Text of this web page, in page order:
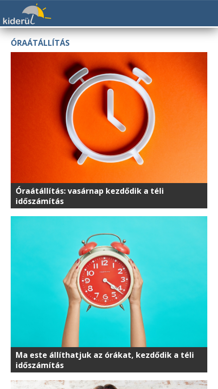
ÓRAÁTÁLLÍTÁS
Óraátállítás: vasárnap kezdődik a téli
időszámítás
Ma este állíthatjuk az órákat, kezdődik a téli
időszámítás